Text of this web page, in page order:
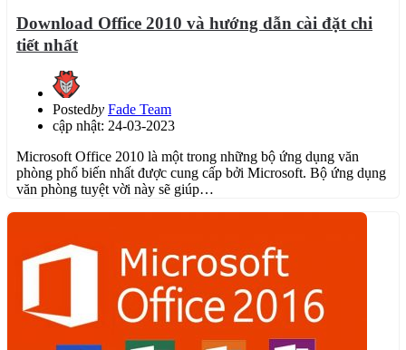
Download Office 2010 và hướng dẫn cài đặt chi
tiết nhất
Postedby Fade Team
cập nhật: 24-03-2023
Microsoft Office 2010 là một trong những bộ ứng dụng văn
phòng phổ biến nhất được cung cấp bởi Microsoft. Bộ ứng dụng
văn phòng tuyệt vời này sẽ giúp…